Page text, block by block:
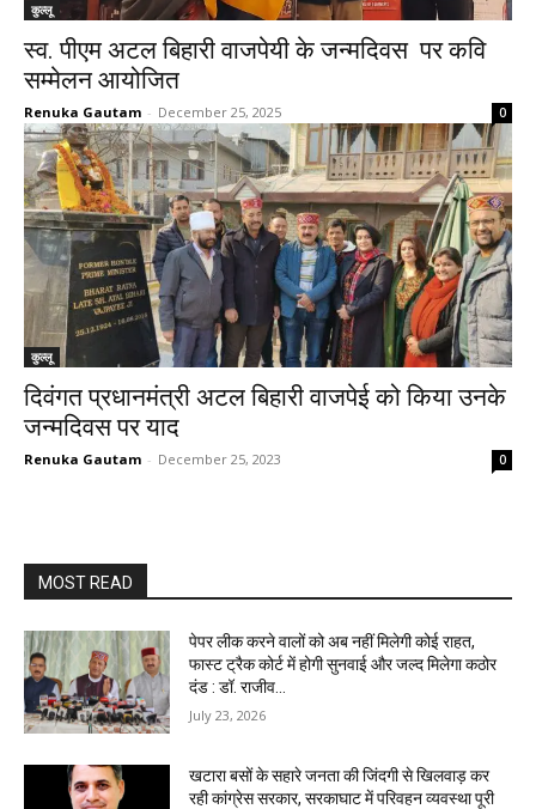
कुल्लू
स्व. पीएम अटल बिहारी वाजपेयी के जन्मदिवस पर कवि
सम्मेलन आयोजित
Renuka Gautam - December 25, 2025 0
कुल्लू
दिवंगत प्रधानमंत्री अटल बिहारी वाजपेई को किया उनके
जन्मदिवस पर याद
Renuka Gautam - December 25, 2023 0
MOST READ
पेपर लीक करने वालों को अब नहीं मिलेगी कोई राहत,
फास्ट ट्रैक कोर्ट में होगी सुनवाई और जल्द मिलेगा कठोर
दंड : डॉ. राजीव...
July 23, 2026
खटारा बसों के सहारे जनता की जिंदगी से खिलवाड़ कर
रही कांग्रेस सरकार, सरकाघाट में परिवहन व्यवस्था पूरी